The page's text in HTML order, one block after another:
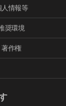
人情報等
奨環境
著作権